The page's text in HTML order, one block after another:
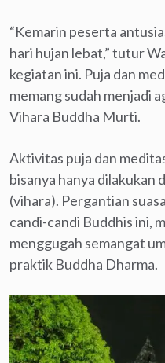
“Kemarin peserta
hari hujan lebat,” tutur
kegiatan ini. Puja dan
memang sudah menjadi
Vihara Buddha Murti.
Aktivitas puja dan
bisanya hanya dilakukan
(vihara). Pergantian
candi-candi Buddhis ini,
menggugah semangat
praktik Buddha Dharma.